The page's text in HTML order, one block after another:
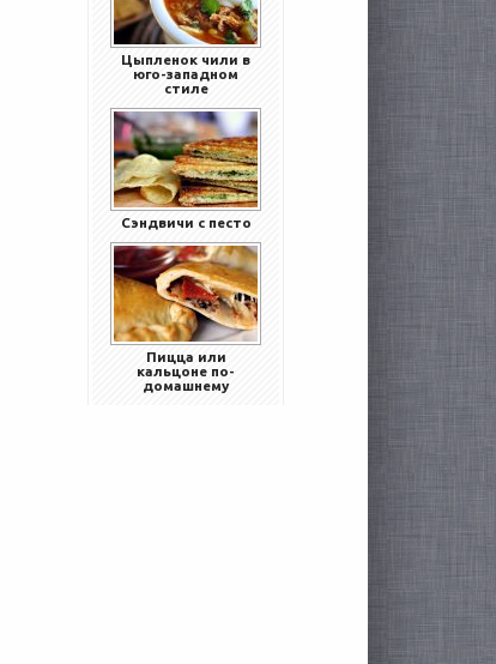
Цыпленок чили в
юго-западном
стиле
Сэндвичи с песто
Пицца или
кальцоне по-
домашнему